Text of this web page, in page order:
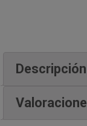
Descripción